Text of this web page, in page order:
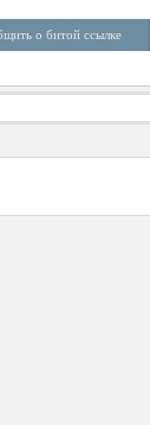
о битой ссылке